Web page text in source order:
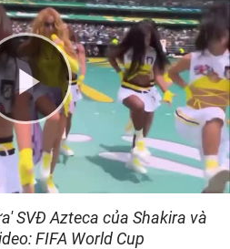
Play
Video
SVĐ Azteca của Shakira và
FIFA World Cup